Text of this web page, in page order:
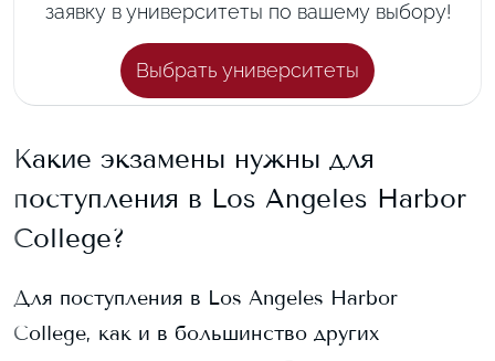
заявку в университеты по вашему выбору!
Выбрать университеты
Какие экзамены нужны для
поступления в Los Angeles Harbor
College?
Для поступления в Los Angeles Harbor
College, как и в большинство других